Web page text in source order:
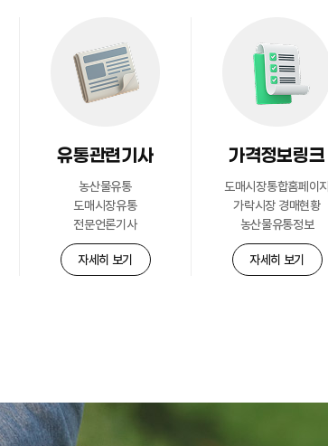
유통관련기사
농산물유통
도매시장유통
전문언론기사
자세히 보기
가격정보링크
도매시장통합홈페이지
가락시장 경매현황
농산물유통정보
자세히 보기